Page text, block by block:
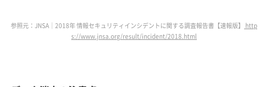
参照元：JNSA｜2018年 情報セキュリティインシデントに関する調査報告書【速報版】 http
s://www.jnsa.org/result/incident/2018.html